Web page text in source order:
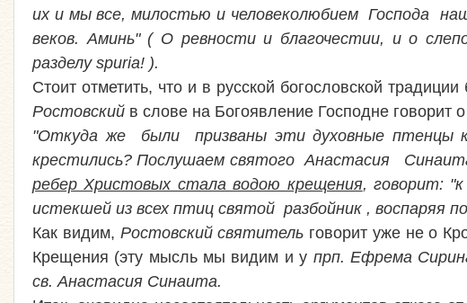
их и мы все, милостью и человеколюбием Господа
веков. Аминь" ( О ревности и благочестии, и о
разделу spuria! ).
Стоит отметить, что и в русской богословской
Ростовский в слове на Богоявление Господне говорит
"Откуда же были призваны эти духовные птенцы
крестились? Послушаем святого Анастасия
ребер Христовых стала водою крещения, говорит:
истекшей из всех птиц святой разбойник , воспаряя
Как видим, Ростовский святитель говорит уже не о
Крещения (эту мысль мы видим и у прп. Ефрема
св. Анастасия Синаита.